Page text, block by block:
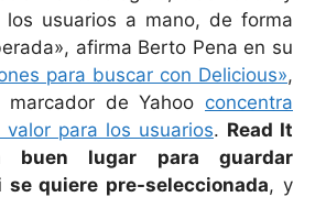
los usuarios a mano, de forma
afirma Berto Pena en su
para buscar con Delicious»,
de Yahoo concentra
para los usuarios. Read It
buen lugar para guardar
quiere pre-seleccionada, y